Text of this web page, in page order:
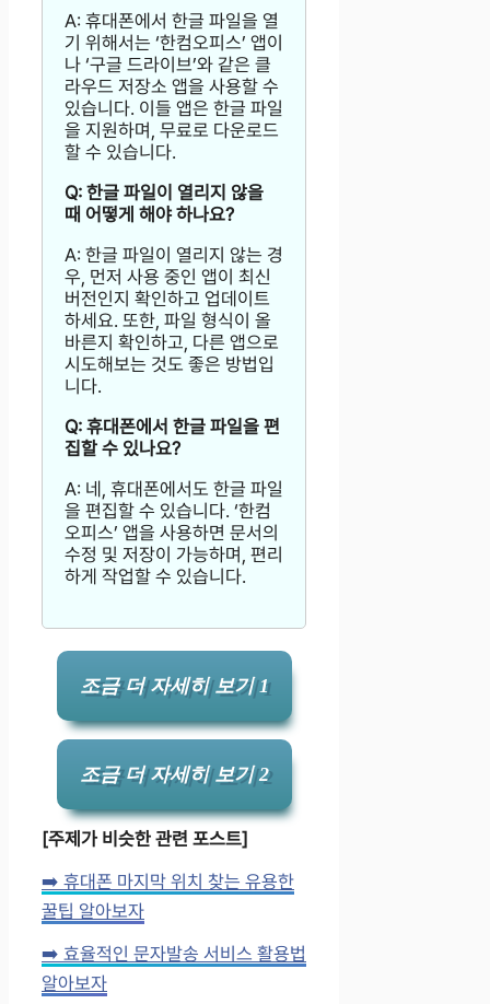
A: 휴대폰에서 한글 파일을 열
기 위해서는 ‘한컴오피스’ 앱이
나 ‘구글 드라이브’와 같은 클
라우드 저장소 앱을 사용할 수
있습니다. 이들 앱은 한글 파일
을 지원하며, 무료로 다운로드
할 수 있습니다.
Q: 한글 파일이 열리지 않을
때 어떻게 해야 하나요?
A: 한글 파일이 열리지 않는 경
우, 먼저 사용 중인 앱이 최신
버전인지 확인하고 업데이트
하세요. 또한, 파일 형식이 올
바른지 확인하고, 다른 앱으로
시도해보는 것도 좋은 방법입
니다.
Q: 휴대폰에서 한글 파일을 편
집할 수 있나요?
A: 네, 휴대폰에서도 한글 파일
을 편집할 수 있습니다. ‘한컴
오피스’ 앱을 사용하면 문서의
수정 및 저장이 가능하며, 편리
하게 작업할 수 있습니다.
조금 더 자세히 보기 1
조금 더 자세히 보기 2
[주제가 비슷한 관련 포스트]
➡️ 휴대폰 마지막 위치 찾는 유용한
꿀팁 알아보자
➡️ 효율적인 문자발송 서비스 활용법
알아보자